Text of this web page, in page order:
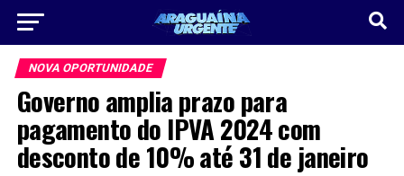
NOVA OPORTUNIDADE
Governo amplia prazo para
pagamento do IPVA 2024 com
desconto de 10% até 31 de janeiro